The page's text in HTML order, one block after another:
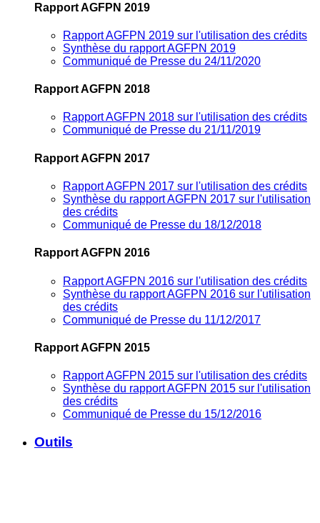
Rapport AGFPN 2019
Rapport AGFPN 2019 sur l'utilisation des crédits
Synthèse du rapport AGFPN 2019
Communiqué de Presse du 24/11/2020
Rapport AGFPN 2018
Rapport AGFPN 2018 sur l'utilisation des crédits
Communiqué de Presse du 21/11/2019
Rapport AGFPN 2017
Rapport AGFPN 2017 sur l'utilisation des crédits
Synthèse du rapport AGFPN 2017 sur l'utilisation
des crédits
Communiqué de Presse du 18/12/2018
Rapport AGFPN 2016
Rapport AGFPN 2016 sur l'utilisation des crédits
Synthèse du rapport AGFPN 2016 sur l'utilisation
des crédits
Communiqué de Presse du 11/12/2017
Rapport AGFPN 2015
Rapport AGFPN 2015 sur l'utilisation des crédits
Synthèse du rapport AGFPN 2015 sur l'utilisation
des crédits
Communiqué de Presse du 15/12/2016
Outils